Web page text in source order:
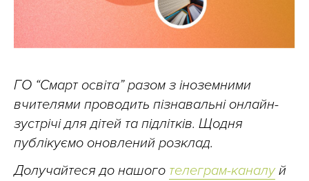
ГО “Смарт освіта” разом з іноземними
вчителями проводить пізнавальні онлайн-
зустрічі для дітей та підлітків. Щодня
публікуємо оновлений розклад.
Долучайтеся до нашого телеграм-каналуй